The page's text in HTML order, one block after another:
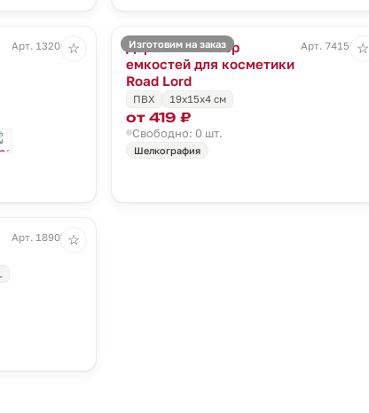
Арт. 13201.30
☆ Изготовим на заказ
Дорожный набор
емкостей для косметики
Road Lord
Арт. 74152.00
ПВХ 19x15x4 см
от 419 ₽
Свободно: 0 шт.
Шелкография
☆
Арт. 18902.01
☆